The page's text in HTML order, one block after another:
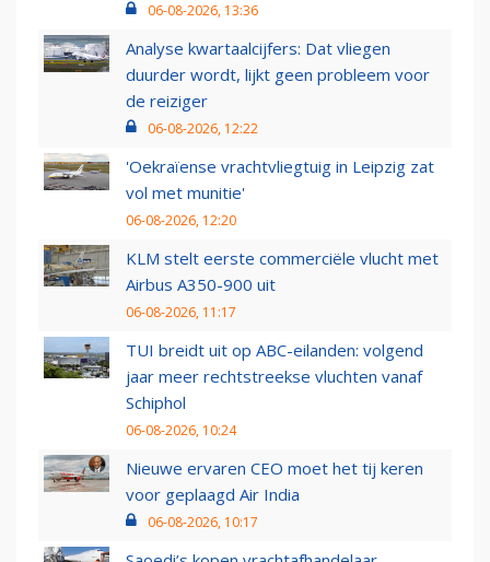
06-08-2026, 13:36
Analyse kwartaalcijfers: Dat vliegen
duurder wordt, lijkt geen probleem voor
de reiziger
06-08-2026, 12:22
'Oekraïense vrachtvliegtuig in Leipzig zat
vol met munitie'
06-08-2026, 12:20
KLM stelt eerste commerciële vlucht met
Airbus A350-900 uit
06-08-2026, 11:17
TUI breidt uit op ABC-eilanden: volgend
jaar meer rechtstreekse vluchten vanaf
Schiphol
06-08-2026, 10:24
Nieuwe ervaren CEO moet het tij keren
voor geplaagd Air India
06-08-2026, 10:17